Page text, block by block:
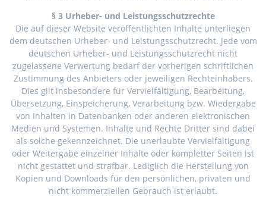
§ 3 Urheber- und Leistungsschutzrechte
Die auf dieser Website veröffentlichten Inhalte unterliegen
dem deutschen Urheber- und Leistungsschutzrecht. Jede vom
deutschen Urheber- und Leistungsschutzrecht nicht
zugelassene Verwertung bedarf der vorherigen schriftlichen
Zustimmung des Anbieters oder jeweiligen Rechteinhabers.
Dies gilt insbesondere für Vervielfältigung, Bearbeitung,
Übersetzung, Einspeicherung, Verarbeitung bzw. Wiedergabe
von Inhalten in Datenbanken oder anderen elektronischen
Medien und Systemen. Inhalte und Rechte Dritter sind dabei
als solche gekennzeichnet. Die unerlaubte Vervielfältigung
oder Weitergabe einzelner Inhalte oder kompletter Seiten ist
nicht gestattet und strafbar. Lediglich die Herstellung von
Kopien und Downloads für den persönlichen, privaten und
nicht kommerziellen Gebrauch ist erlaubt.